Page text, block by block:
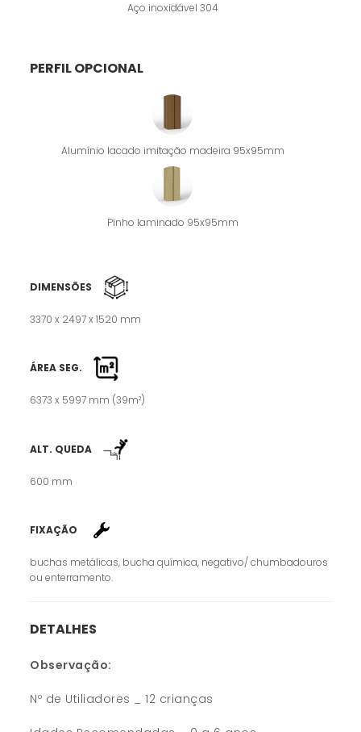
Aço inoxidável 304
PERFIL OPCIONAL
Alumínio lacado imitação madeira 95x95mm
Pinho laminado 95x95mm
DIMENSÕES
3370 x 2497 x 1520 mm
ÁREA SEG.
6373 x 5997 mm (39m²)
ALT. QUEDA
600 mm
FIXAÇÃO
buchas metálicas, bucha química, negativo/ chumbadouros
ou enterramento.
DETALHES
Observação:
Nº de Utiliadores _ 12 crianças